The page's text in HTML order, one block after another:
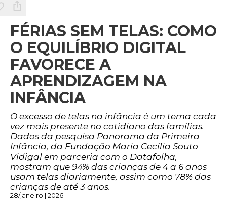
FÉRIAS SEM TELAS: COMO
O EQUILÍBRIO DIGITAL
FAVORECE A
APRENDIZAGEM NA
INFÂNCIA
O excesso de telas na infância é um tema cada
vez mais presente no cotidiano das famílias.
Dados da pesquisa Panorama da Primeira
Infância, da Fundação Maria Cecília Souto
Vidigal em parceria com o Datafolha,
mostram que 94% das crianças de 4 a 6 anos
usam telas diariamente, assim como 78% das
crianças de até 3 anos.
28/janeiro | 2026